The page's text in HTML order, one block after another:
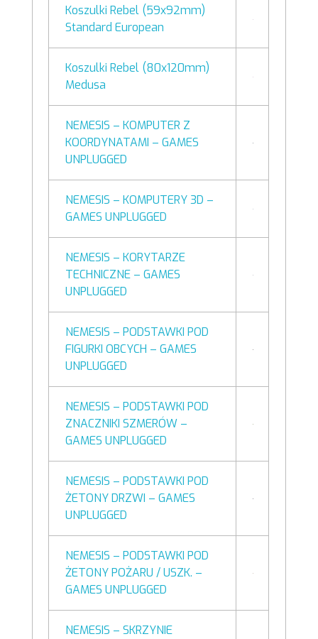
Koszulki Rebel (59x92mm)
Standard European
Koszulki Rebel (80x120mm)
Medusa
NEMESIS – KOMPUTER Z
KOORDYNATAMI – GAMES
UNPLUGGED
NEMESIS – KOMPUTERY 3D –
GAMES UNPLUGGED
NEMESIS – KORYTARZE
TECHNICZNE – GAMES
UNPLUGGED
NEMESIS – PODSTAWKI POD
FIGURKI OBCYCH – GAMES
UNPLUGGED
NEMESIS – PODSTAWKI POD
ZNACZNIKI SZMERÓW –
GAMES UNPLUGGED
NEMESIS – PODSTAWKI POD
ŻETONY DRZWI – GAMES
UNPLUGGED
NEMESIS – PODSTAWKI POD
ŻETONY POŻARU / USZK. –
GAMES UNPLUGGED
NEMESIS – SKRZYNIE